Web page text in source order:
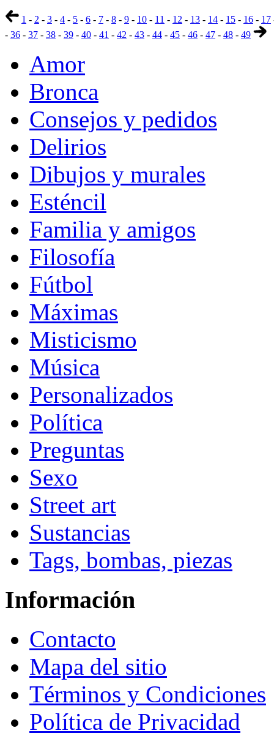
1 - 2 - 3 - 4 - 5 - 6 - 7 - 8 - 9 - 10 - 11 - 12 - 13 - 14 - 15 - 16 - 17
- 36 - 37 - 38 - 39 - 40 - 41 - 42 - 43 - 44 - 45 - 46 - 47 - 48 - 49
Amor
Bronca
Consejos y pedidos
Delirios
Dibujos y murales
Esténcil
Familia y amigos
Filosofía
Fútbol
Máximas
Misticismo
Música
Personalizados
Política
Preguntas
Sexo
Street art
Sustancias
Tags, bombas, piezas
Información
Contacto
Mapa del sitio
Términos y Condiciones
Política de Privacidad